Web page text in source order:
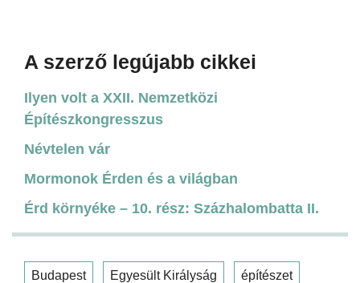
A szerző legújabb cikkei
Ilyen volt a XXII. Nemzetközi
Építészkongresszus
Névtelen vár
Mormonok Érden és a világban
Érd környéke – 10. rész: Százhalombatta II.
Budapest Egyesült Királyság építészet